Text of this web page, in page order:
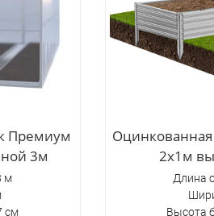
Премиум
3м
м
см
2х1м
Длина
Высота